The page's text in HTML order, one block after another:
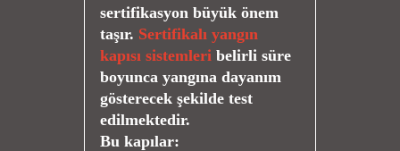
sertifikasyon büyük önem
taşır. Sertifikalı yangın
kapısı sistemleri belirli süre
boyunca yangına dayanım
gösterecek şekilde test
edilmektedir.
Bu kapılar: